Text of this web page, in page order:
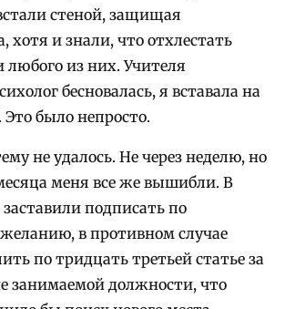
стеной, защищая
хотя и знали, что отхлестать
любого из них. Учителя
бесновалась, я вставала на
Это было непросто.
не удалось. Не через неделю, но
меня все же вышибли. В
подписать по
в противном случае
по тридцать третьей статье за
занимаемой должности, что